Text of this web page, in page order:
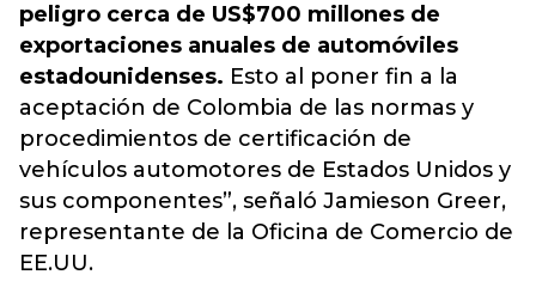
peligro cerca de US$700 millones de
exportaciones anuales de automóviles
estadounidenses. Esto al poner fin a la
aceptación de Colombia de las normas y
procedimientos de certificación de
vehículos automotores de Estados Unidos y
sus componentes”, señaló Jamieson Greer,
representante de la Oficina de Comercio de
EE.UU.